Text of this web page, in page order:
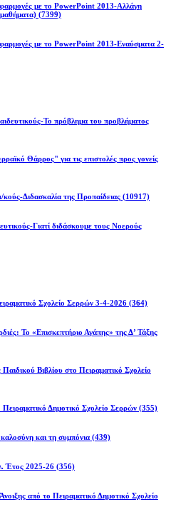
με το PowerPoint 2013-Αλλάγη
(7399)
με το PowerPoint 2013-Εναύσματα 2-
Το πρόβλημα του προβλήματος
Θάρρος" για τις επιστολές προς γονείς
κούς-Διδασκαλία της Προπαίδειας (10917)
Γιατί διδάσκουμε τους Νοερούς
Σχολείο Σερρών 3-4-2026 (364)
Το «Επισκεπτήριο Αγάπης» της Δ’ Τάξης
Βιβλίου στο Πειραματικό Σχολείο
Δημοτικό Σχολείο Σερρών (355)
και τη συμπόνια (439)
Έτος 2025-26 (356)
από το Πειραματικό Δημοτικό Σχολείο